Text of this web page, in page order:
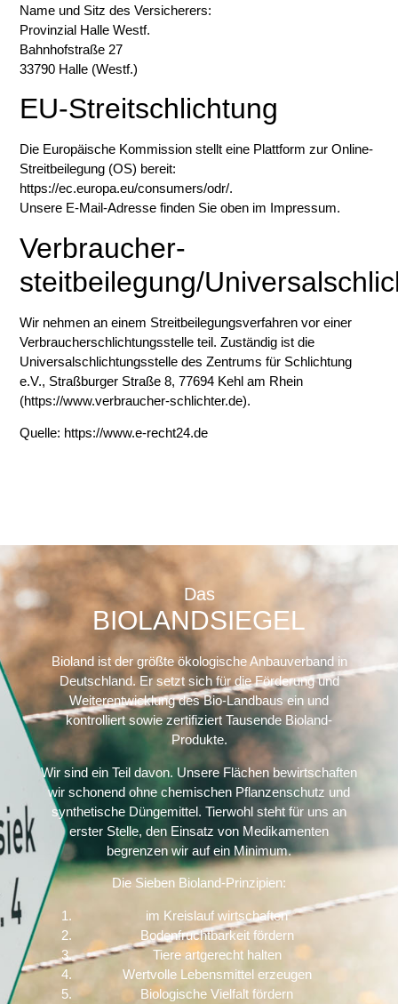
Name und Sitz des Versicherers:
Provinzial Halle Westf.
Bahnhofstraße 27
33790 Halle (Westf.)
EU-Streitschlichtung
Die Europäische Kommission stellt eine Plattform zur Online-
Streitbeilegung (OS) bereit:
https://ec.europa.eu/consumers/odr/.
Unsere E-Mail-Adresse finden Sie oben im Impressum.
Verbraucher­
steitbeilegung/
Wir nehmen an einem Streitbeilegungsverfahren vor einer
Verbraucherschlichtungsstelle teil. Zuständig ist die
Universalschlichtungsstelle des Zentrums für Schlichtung
e.V., Straßburger Straße 8, 77694 Kehl am Rhein
(https://www.verbraucher-schlichter.de).
Quelle: https://www.e-recht24.de
Das
BIOLANDSIEGEL
Bioland ist der größte ökologische Anbauverband in
Deutschland. Er setzt sich für die Förderung und
Weiterentwicklung des Bio-Landbaus ein und
kontrolliert sowie zertifiziert Tausende Bioland-
Produkte.
Wir sind ein Teil davon. Unsere Flächen bewirtschaften
wir schonend ohne chemischen Pflanzenschutz und
synthetische Düngemittel. Tierwohl steht für uns an
erster Stelle, den Einsatz von Medikamenten
begrenzen wir auf ein Minimum.
Die Sieben Bioland-Prinzipien:
im Kreislauf wirtschaften
Bodenfruchtbarkeit fördern
Tiere artgerecht halten
Wertvolle Lebensmittel erzeugen
Biologische Vielfalt fördern